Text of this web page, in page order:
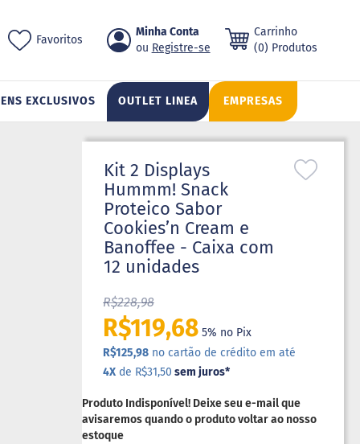
EXCLUSIVOS OUTLET LINEA EMPRESAS
Favoritos
Pular
para
conteúdo
Minha Conta
Registre-se
Carrinho
(0) Produtos
Kit 2 Displays
Hummm! Snack
Proteico Sabor
Cookies’n Cream e
Banoffee - Caixa com
12 unidades
R$228,98
R$119,68 5% no Pix
R$125,98 no cartão de crédito em até
4X de R$31,50 sem juros*
Produto Indisponível! Deixe seu e-mail que
avisaremos quando o produto voltar ao nosso
estoque